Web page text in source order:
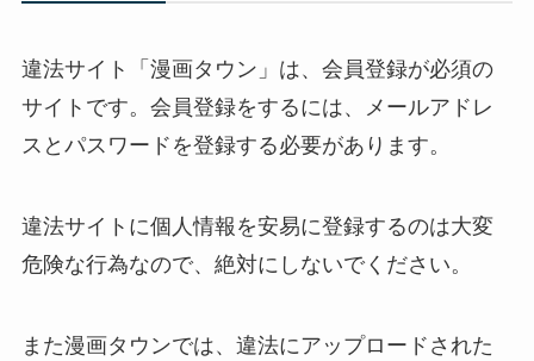
違法サイト「漫画タウン」は、会員登録が必須の
サイトです。会員登録をするには、メールアドレ
スとパスワードを登録する必要があります。
違法サイトに個人情報を安易に登録するのは大変
危険な行為なので、絶対にしないでください。
また漫画タウンでは、違法にアップロードされた